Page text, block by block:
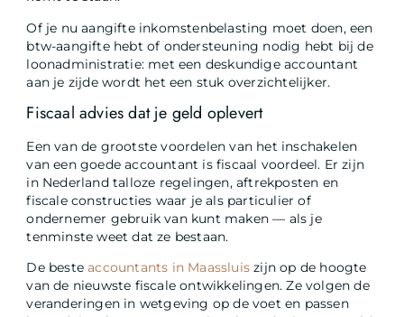
Of je nu aangifte inkomstenbelasting moet doen, een
btw-aangifte hebt of ondersteuning nodig hebt bij de
loonadministratie: met een deskundige accountant
aan je zijde wordt het een stuk overzichtelijker.
Fiscaal advies dat je geld oplevert
Een van de grootste voordelen van het inschakelen
van een goede accountant is fiscaal voordeel. Er zijn
in Nederland talloze regelingen, aftrekposten en
fiscale constructies waar je als particulier of
ondernemer gebruik van kunt maken — als je
tenminste weet dat ze bestaan.
De besteaccountants in Maassluis zijn op de hoogte
van de nieuwste fiscale ontwikkelingen. Ze volgen de
veranderingen in wetgeving op de voet en passen